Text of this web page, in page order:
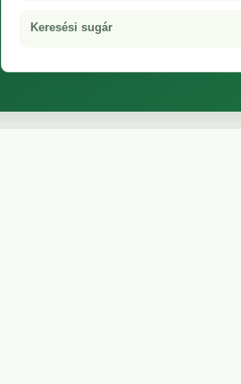
Keresési sugár